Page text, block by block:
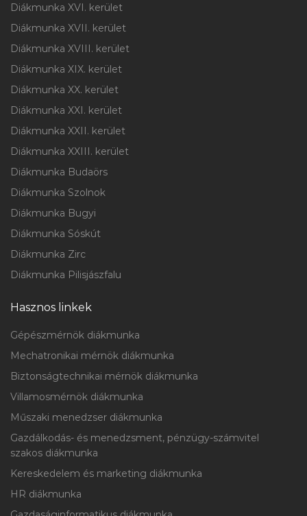
Diákmunka XVI. kerület
Diákmunka XVII. kerület
Diákmunka XVIII. kerület
Diákmunka XIX. kerület
Diákmunka XX. kerület
Diákmunka XXI. kerület
Diákmunka XXII. kerület
Diákmunka XXIII. kerület
Diákmunka Budaörs
Diákmunka Szolnok
Diákmunka Bugyi
Diákmunka Sóskút
Diákmunka Zirc
Diákmunka Pilisjászfalu
Hasznos linkek
Gépészmérnök diákmunka
Mechatronikai mérnök diákmunka
Biztonságtechnikai mérnök diákmunka
Villamosmérnök diákmunka
Műszaki menedzser diákmunka
Gazdálkodás- és menedzsment, pénzügy-számvitel
szakos diákmunka
Kereskedelem és marketing diákmunka
HR diákmunka